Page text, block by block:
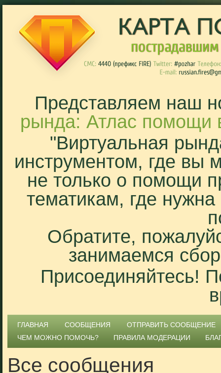
Представляем наш
рында: Атлас помощи
"Виртуальная
инструментом, где вы
не только о помощи
тематикам, где
Обратите,
занимаемся
Присоединяйтесь!
ГЛАВНАЯ СООБЩЕНИЯ
ОТПРАВИТЬ СООБЩЕНИЕ
ЧЕМ МОЖНО ПОМОЧЬ?
ПРАВИЛА МОДЕРАЦИИ
Все сообщения